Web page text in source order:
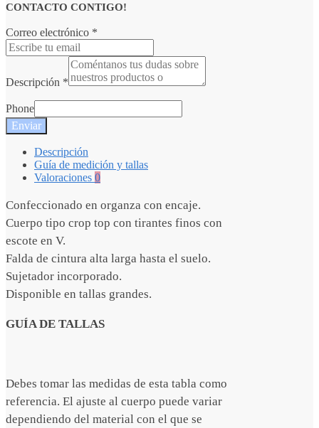
CONTACTO CONTIGO!
Correo electrónico *
Descripción *
Phone
Enviar
Descripción
Guía de medición y tallas
Valoraciones 0
Confeccionado en organza con encaje.
Cuerpo tipo crop top con tirantes finos con
escote en V.
Falda de cintura alta larga hasta el suelo.
Sujetador incorporado.
Disponible en tallas grandes.
GUÍA DE TALLAS
Debes tomar las medidas de esta tabla como
referencia. El ajuste al cuerpo puede variar
dependiendo del material con el que se